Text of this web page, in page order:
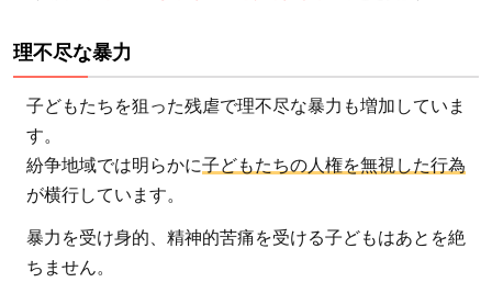
理不尽な暴力
子どもたちを狙った残虐で理不尽な暴力も増加していま
す。
紛争地域では明らかに子どもたちの人権を無視した行為
が横行しています。
暴力を受け身的、精神的苦痛を受ける子どもはあとを絶
ちません。